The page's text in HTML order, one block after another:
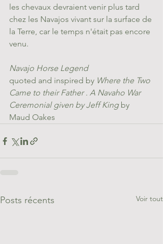
les chevaux devraient venir plus tard
chez les Navajos vivant sur la surface de
la Terre, car le temps n'était pas encore
venu.
Navajo Horse Legend
quoted and inspired by Where the Two
Came to their Father . A Navaho War
Ceremonial given by Jeff King by
Maud Oakes
Posts récents Voir tout